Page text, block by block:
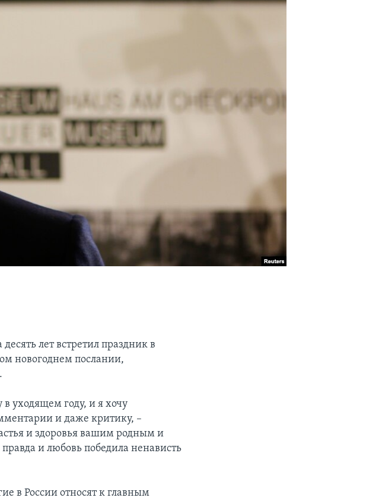
лет встретил праздник в
новогоднем послании,
уходящем году, и я хочу
и даже критику, –
и здоровья вашим родным и
и любовь победила ненависть
в России относят к главным